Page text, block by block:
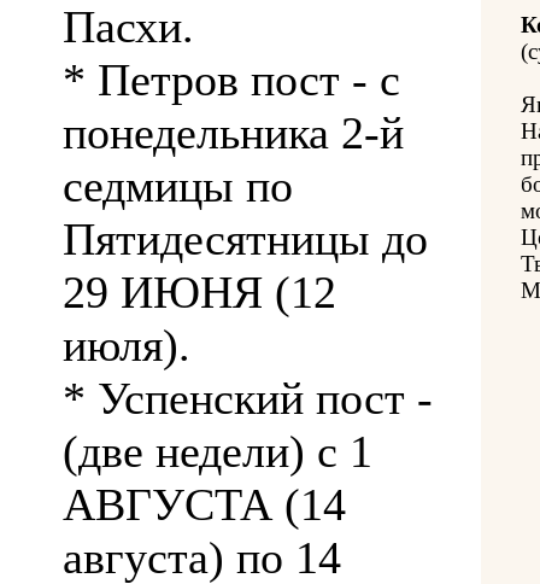
Пасхи.
* Петров пост - с
понедельника 2-й
седмицы по
Пятидесятницы до
29 ИЮНЯ (12
июля).
* Успенский пост -
(две недели) с 1
АВГУСТА (14
августа) по 14